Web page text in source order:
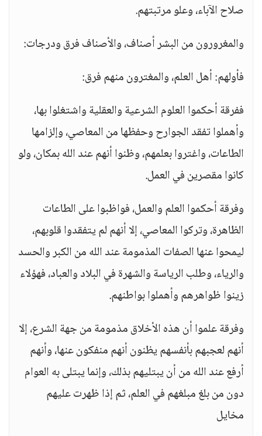
صلاح الآباء، وعلو مرتبتهم.
والمغرورون من البشر أصناف، والأصناف فرق ودرجات:
فأولهم: أهل العلم، والمغترون منهم فرق:
ففرقة أحكموا العلوم الشرعية والعقلية واشتغلوا بها،
وأهملوا تفقد الجوارح وحفظها من المعاصي، وإلزامها
الطاعات، واغتروا بعلمهم، وظنوا أنهم عند الله بمكان، ولو
كانوا مقصرين في العمل.
وفرقة أحكموا العلم والعمل، فواظبوا على الطاعات
الظاهرة، وتركوا المعاصي، إلا أنهم لم يتفقدوا قلوبهم،
ليمحوا عنها الصفات المذمومة عند الله من الكبر والحسد
والرياء، وطلب الرياسة والشهرة في البلاد والعباد، فهؤلاء
زينوا ظواهرهم وأهملوا بواطنهم.
وفرقة علموا أن هذه الأخلاق مذمومة من جهة الشرع، إلا
أنهم لعجبهم بأنفسهم يظنون أنهم منفكون عنها، وأنهم
أرفع عند الله من أن يبتليهم بذلك، وإنما يبتلى به العوام
دون من بلغ مبلغهم في العلم، ثم إذا ظهرت عليهم
مخايل